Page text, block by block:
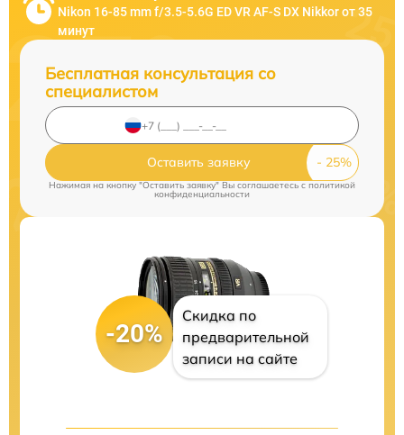
Nikon 16-85 mm f/3.5-5.6G ED VR AF-S DX Nikkor от 35
минут
Бесплатная консультация со
специалистом
Оставить заявку
Нажимая на кнопку "Оставить заявку" Вы соглашаетесь cполитикой
конфиденциальности
-20%
Скидка по
предварительной
записи на сайте